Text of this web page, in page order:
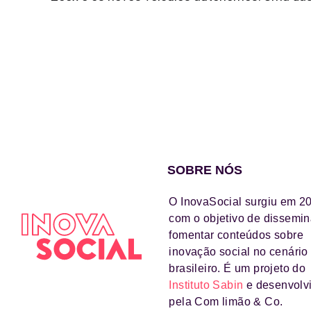
SOBRE NÓS
O InovaSocial surgiu em
com o objetivo de
fomentar conteúdos sobre
inovação social no cenário
brasileiro. É um projeto do
Instituto Sabin e
pela Com limão & Co.